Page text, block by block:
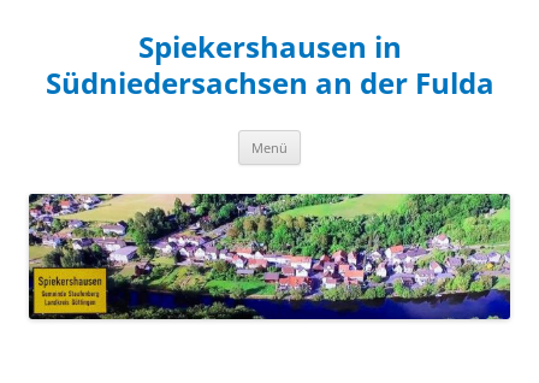
Spiekershausen in
Südniedersachsen an der Fulda
Menü